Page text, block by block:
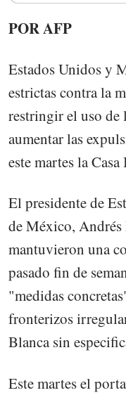
POR AFP
Estados Unidos y
estrictas contra la
restringir el uso de
aumentar las
este martes la Casa
El presidente de
de México,
mantuvieron una
pasado fin de
"medidas
fronterizos
Blanca sin
Este martes el